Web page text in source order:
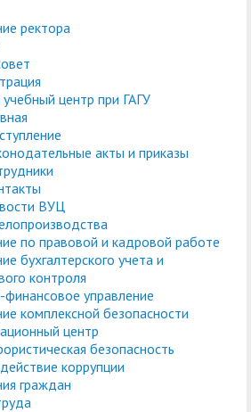
ректора
центр при ГАГУ
акты и приказы
ВУЦ
по правовой и кадровой работе
бухгалтерского учета и
контроля
управление
комплексной безопасности
центр
безопасность
коррупции
граждан